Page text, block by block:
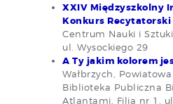
XXIV Międzyszkolny
Konkurs Recytatorski
Centrum Nauki i
ul. Wysockiego 29
A Ty jakim kolorem
Wałbrzych,
Biblioteka Publiczna
Atlantami, Filia nr 1,